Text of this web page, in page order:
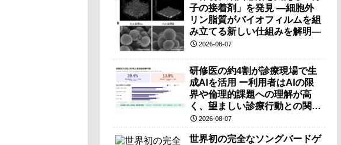
子の接着剤」を発見 ―細胞外
リン脂質がバイオフィルムを組
み立てる新しい仕組みを解明―
2026-08-07
研修医の約4割が診療現場で生
成AIを活用 ー利用者はAIの限
界や倫理的課題への理解が高
く、望ましい診療行動との関連
も確認ー
2026-08-07
世界初の完全なソングバードゲ